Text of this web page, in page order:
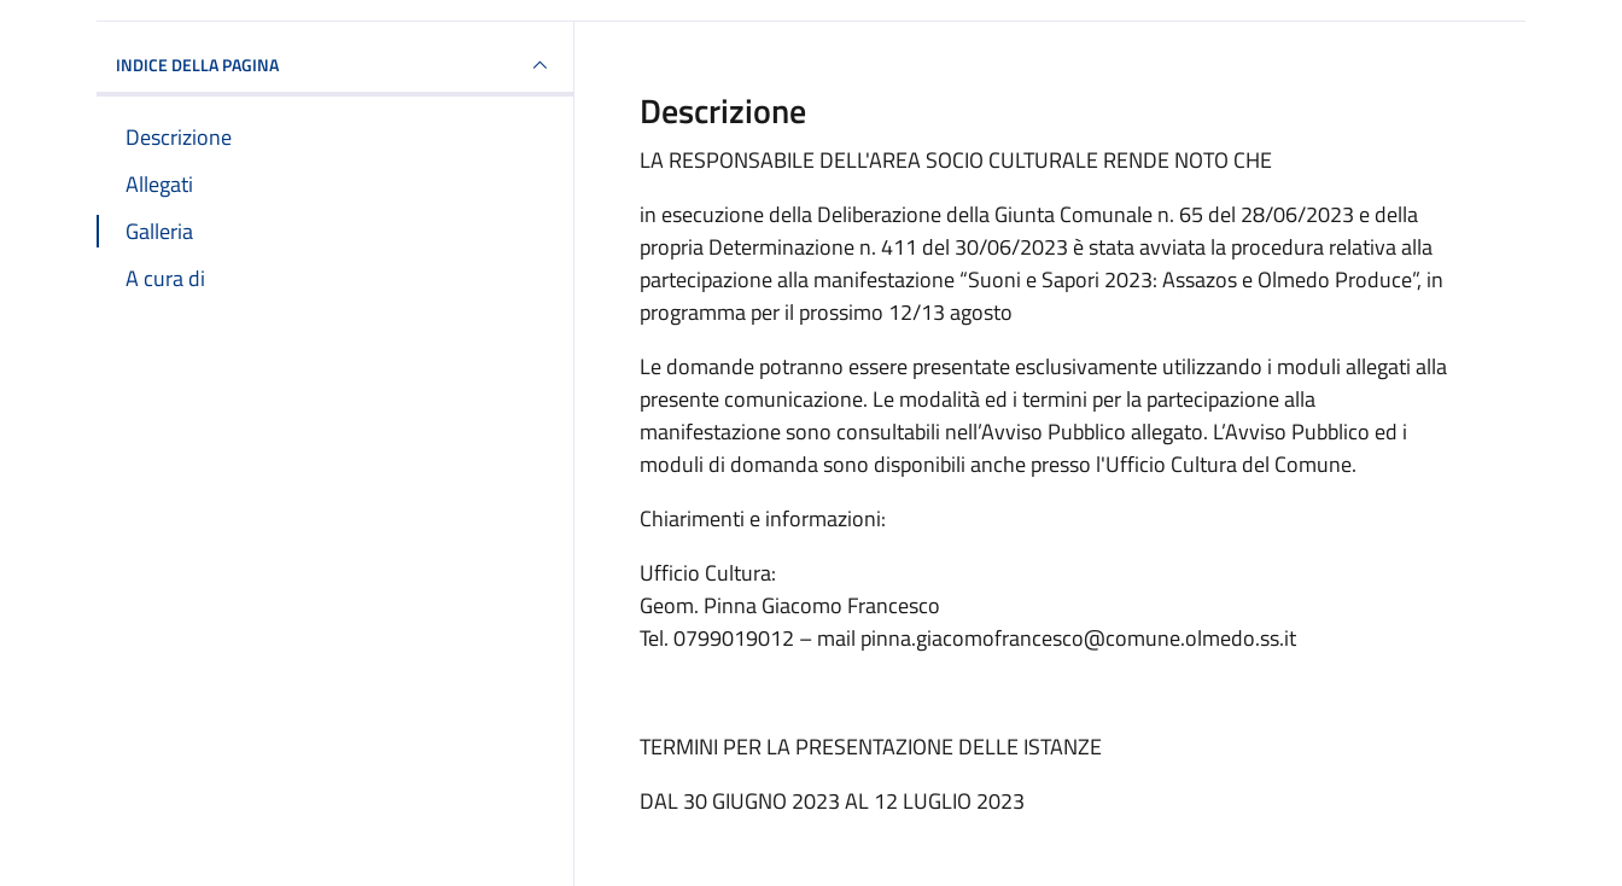
INDICE DELLA PAGINA
Descrizione
Allegati
Galleria
A cura di
Descrizione
LA RESPONSABILE DELL'AREA SOCIO CULTURALE RENDE NOTO CHE
in esecuzione della Deliberazione della Giunta Comunale n. 65 del 28/06/2023 e della
propria Determinazione n. 411 del 30/06/2023 è stata avviata la procedura relativa alla
partecipazione alla manifestazione “Suoni e Sapori 2023: Assazos e Olmedo Produce”, in
programma per il prossimo 12/13 agosto
Le domande potranno essere presentate esclusivamente utilizzando i moduli allegati alla
presente comunicazione. Le modalità ed i termini per la partecipazione alla
manifestazione sono consultabili nell’Avviso Pubblico allegato. L’Avviso Pubblico ed i
moduli di domanda sono disponibili anche presso l'Ufficio Cultura del Comune.
Chiarimenti e informazioni:
Ufficio Cultura:
Geom. Pinna Giacomo Francesco
Tel. 0799019012 – mail pinna.giacomofrancesco@comune.olmedo.ss.it
TERMINI PER LA PRESENTAZIONE DELLE ISTANZE
DAL 30 GIUGNO 2023 AL 12 LUGLIO 2023